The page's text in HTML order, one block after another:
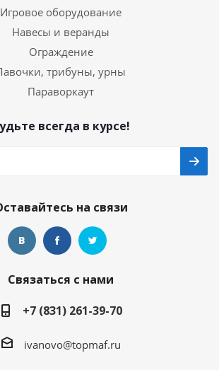
Игровое оборудование
Навесы и веранды
Ограждение
трибуны, урны
Параворкаут
всегда в курсе!
на связи
Связаться с нами
+7 (831) 261-39-70
ivanovo@topmaf.ru